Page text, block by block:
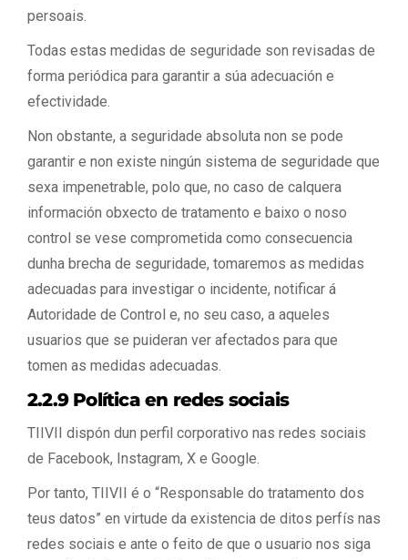
persoais.
Todas estas medidas de seguridade son revisadas de
forma periódica para garantir a súa adecuación e
efectividade.
Non obstante, a seguridade absoluta non se pode
garantir e non existe ningún sistema de seguridade que
sexa impenetrable, polo que, no caso de calquera
información obxecto de tratamento e baixo o noso
control se vese comprometida como consecuencia
dunha brecha de seguridade, tomaremos as medidas
adecuadas para investigar o incidente, notificar á
Autoridade de Control e, no seu caso, a aqueles
usuarios que se puideran ver afectados para que
tomen as medidas adecuadas.
2.2.9 Política en redes sociais
TIIVII dispón dun perfil corporativo nas redes sociais
de Facebook, Instagram, X e Google.
Por tanto, TIIVII é o “Responsable do tratamento dos
teus datos” en virtude da existencia de ditos perfís nas
redes sociais e ante o feito de que o usuario nos siga